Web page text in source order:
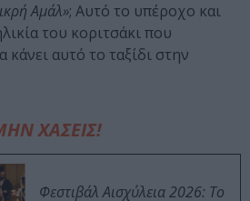
Αμάλ»; Αυτό το υπέροχο και
του κοριτσάκι που
κάνει αυτό το ταξίδι στην
ΧΑΣΕΙΣ!
Φεστιβάλ Αισχύλεια 2026: Το